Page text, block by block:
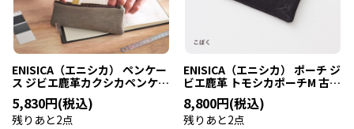
ENISICA（エニシカ） ペンケー
ス ジビエ鹿革カクシカペンケー
ス 雪曇（ゆきぐもり） 1個
5,830円(税込)
残りあと2点
ENISICA（エニシカ） ポーチ ジ
ビエ鹿革 トモシカポーチM 古墨
（こぼく） 1個
8,800円(税込)
残りあと2点